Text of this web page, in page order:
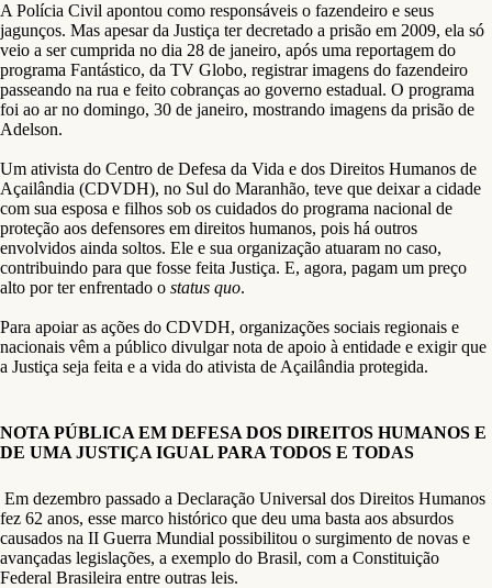
A Polícia Civil apontou como responsáveis o fazendeiro e seus
jagunços. Mas apesar da Justiça ter decretado a prisão em 2009, ela só
veio a ser cumprida no dia 28 de janeiro, após uma reportagem do
programa Fantástico, da TV Globo, registrar imagens do fazendeiro
passeando na rua e feito cobranças ao governo estadual. O programa
foi ao ar no domingo, 30 de janeiro, mostrando imagens da prisão de
Adelson.
Um ativista do Centro de Defesa da Vida e dos Direitos Humanos de
Açailândia (CDVDH), no Sul do Maranhão, teve que deixar a cidade
com sua esposa e filhos sob os cuidados do programa nacional de
proteção aos defensores em direitos humanos, pois há outros
envolvidos ainda soltos. Ele e sua organização atuaram no caso,
contribuindo para que fosse feita Justiça. E, agora, pagam um preço
alto por ter enfrentado o status quo.
Para apoiar as ações do CDVDH, organizações sociais regionais e
nacionais vêm a público divulgar nota de apoio à entidade e exigir que
a Justiça seja feita e a vida do ativista de Açailândia protegida.
NOTA PÚBLICA EM DEFESA DOS DIREITOS HUMANOS E
DE UMA JUSTIÇA IGUAL PARA TODOS E TODAS
Em dezembro passado a Declaração Universal dos Direitos Humanos
fez 62 anos, esse marco histórico que deu uma basta aos absurdos
causados na II Guerra Mundial possibilitou o surgimento de novas e
avançadas legislações, a exemplo do Brasil, com a Constituição
Federal Brasileira entre outras leis.